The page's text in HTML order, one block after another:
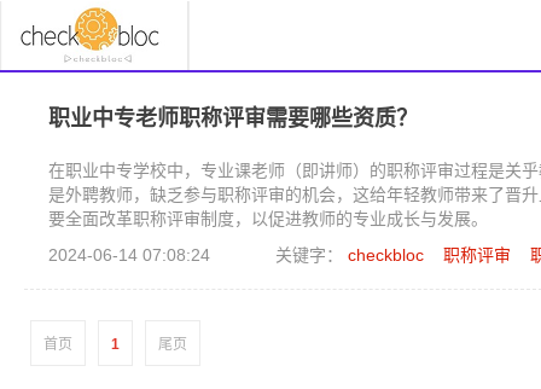
职业中专老师职称评审需要哪些资质？
在职业中专学校中，专业课老师（即讲师）的职称评审过程是关
是外聘教师，缺乏参与职称评审的机会，这给年轻教师带来了晋
要全面改革职称评审制度，以促进教师的专业成长与发展。
2024-06-14 07:08:24
关键字： checkbloc 职称评审
首页 1 尾页